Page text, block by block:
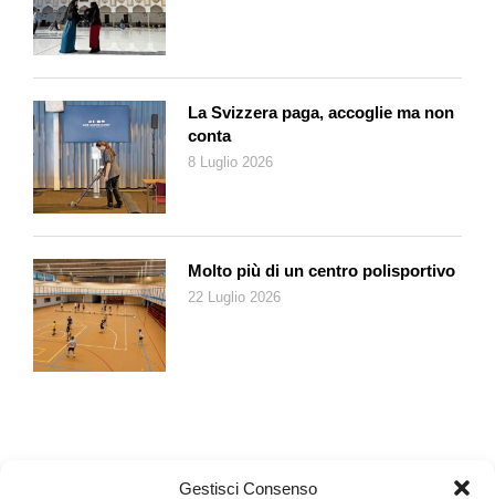
Gestisci Consenso
La Svizzera paga, accoglie ma non
conta
8 Luglio 2026
Molto più di un centro polisportivo
22 Luglio 2026